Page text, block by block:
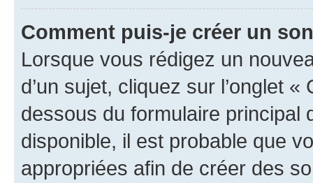
Comment puis-je créer un
Lorsque vous rédigez un
d’un sujet, cliquez sur l’onglet
dessous du formulaire principal
disponible, il est probable que
appropriées afin de créer des